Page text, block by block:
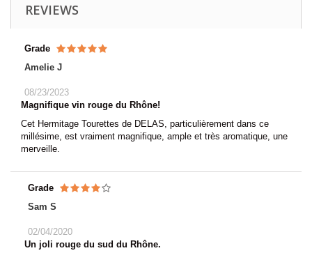
REVIEWS
Grade
Amelie J
08/23/2023
Magnifique vin rouge du Rhône!
Cet Hermitage Tourettes de DELAS, particulièrement dans ce
millésime, est vraiment magnifique, ample et très aromatique, une
merveille.
Grade
Sam S
02/04/2020
Un joli rouge du sud du Rhône.